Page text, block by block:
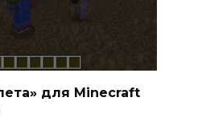
для Minecraft